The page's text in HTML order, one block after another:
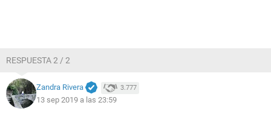
RESPUESTA 2 / 2
Zandra Rivera 3.777
13 sep 2019 a las 23:59